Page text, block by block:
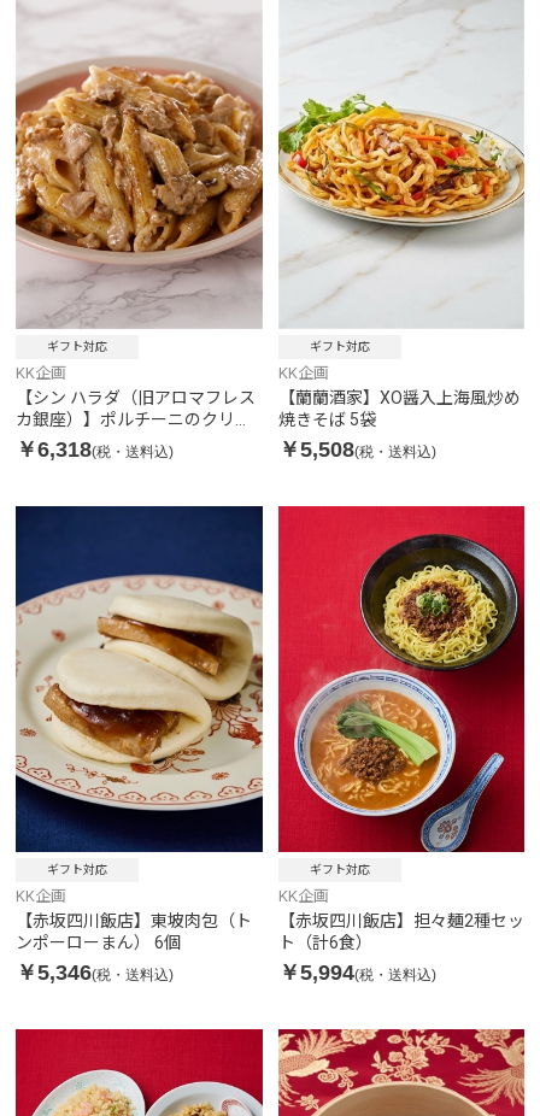
ギフト対応
KK企画
【シン ハラダ（旧アロマフレス
カ銀座）】ポルチーニのクリー
ムペンネ（ハーフ） 5袋
￥6,318(税・送料込)
ギフト対応
KK企画
【蘭蘭酒家】XO醤入上海風炒め
焼きそば 5袋
￥5,508(税・送料込)
ギフト対応
KK企画
【赤坂四川飯店】東坡肉包（ト
ンポーローまん） 6個
￥5,346(税・送料込)
ギフト対応
KK企画
【赤坂四川飯店】担々麺2種セッ
ト（計6食）
￥5,994(税・送料込)